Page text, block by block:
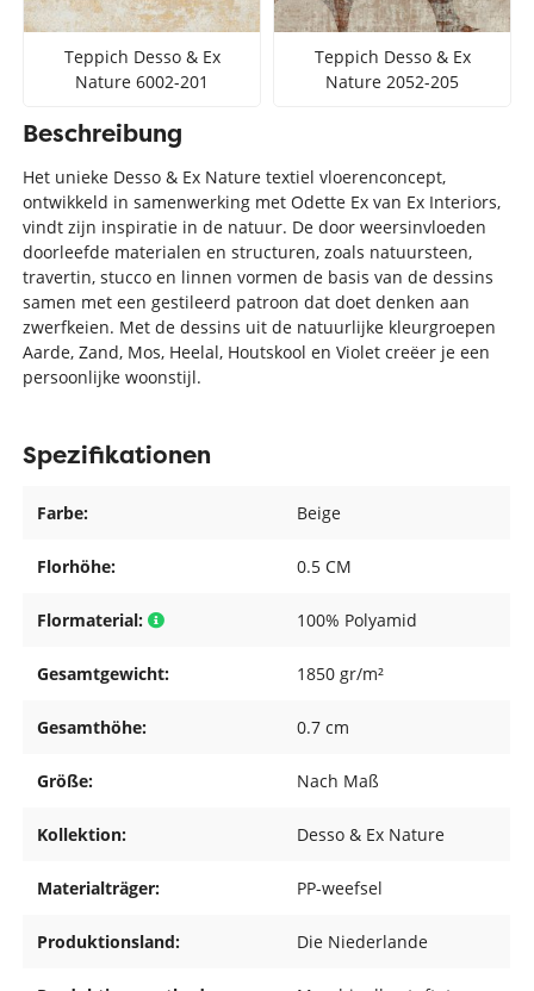
Teppich Desso & Ex
Nature 6002-201
Teppich Desso & Ex
Nature 2052-205
Beschreibung
Het unieke Desso & Ex Nature textiel vloerenconcept,
ontwikkeld in samenwerking met Odette Ex van Ex Interiors,
vindt zijn inspiratie in de natuur. De door weersinvloeden
doorleefde materialen en structuren, zoals natuursteen,
travertin, stucco en linnen vormen de basis van de dessins
samen met een gestileerd patroon dat doet denken aan
zwerfkeien. Met de dessins uit de natuurlijke kleurgroepen
Aarde, Zand, Mos, Heelal, Houtskool en Violet creëer je een
persoonlijke woonstijl.
Spezifikationen
Farbe: Beige
Florhöhe: 0.5 CM
Flormaterial: 100% Polyamid
Gesamtgewicht: 1850 gr/m²
Gesamthöhe: 0.7 cm
Größe: Nach Maß
Kollektion: Desso & Ex Nature
Materialträger: PP-weefsel
Produktionsland: Die Niederlande